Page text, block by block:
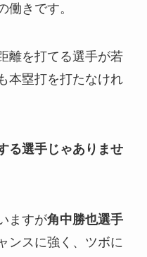
働きです。
離を打てる選手が若
本塁打を打たなけれ
る選手じゃありませ
ますが角中勝也選手
ンスに強く、ツボに